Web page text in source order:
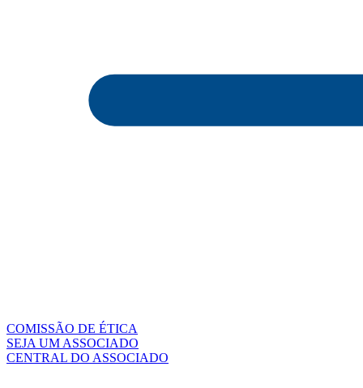
COMISSÃO DE ÉTICA
SEJA UM ASSOCIADO
CENTRAL DO ASSOCIADO